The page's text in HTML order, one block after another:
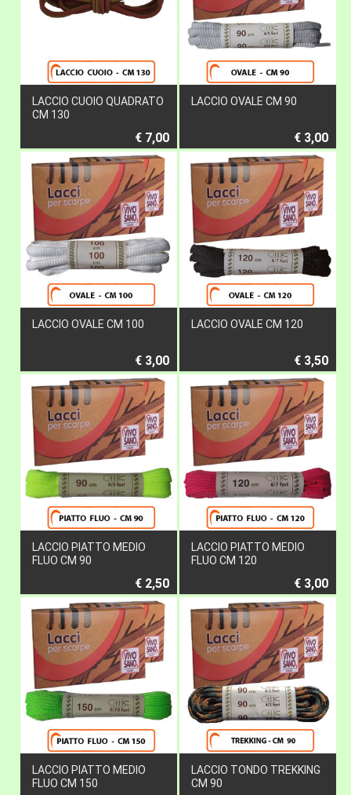
LACCIO CUOIO QUADRATO
CM 130
€ 7,00
LACCIO OVALE CM 90
€ 3,00
LACCIO OVALE CM 100
€ 3,00
LACCIO OVALE CM 120
€ 3,50
LACCIO PIATTO MEDIO
FLUO CM 90
€ 2,50
LACCIO PIATTO MEDIO
FLUO CM 120
€ 3,00
LACCIO PIATTO MEDIO
FLUO CM 150
LACCIO TONDO TREKKING
CM 90